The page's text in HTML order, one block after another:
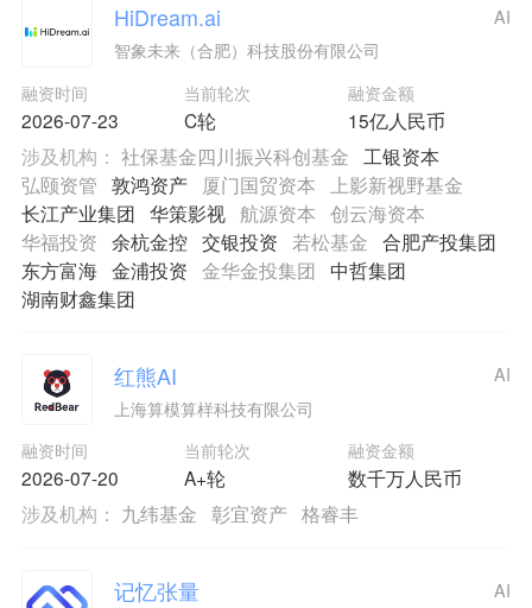
HiDream.ai
智象未来（合肥）科技股份有限公司
融资时间
2026-07-23
当前轮次
C轮
融资金额
15亿人民币
AI
涉及机构： 社保基金四川振兴科创基金
工银资本
弘颐资管 敦鸿资产 厦门国贸资本
上影新视野基金
长江产业集团 华策影视 航源资本 创云海资本
华福投资 余杭金控 交银投资 若松基金 合肥产投集团
东方富海 金浦投资 金华金投集团
中哲集团
湖南财鑫集团
红熊AI
上海算模算样科技有限公司
融资时间
2026-07-20
当前轮次
A+轮
融资金额
数千万人民币
AI
涉及机构： 九纬基金 彰宜资产 格睿丰
记忆张量 AI